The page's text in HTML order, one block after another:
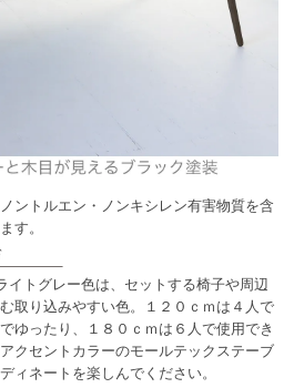
ントルエン・ノンキシレン有害物質を含
す。
イトグレー色は、セットする椅子や周辺
取り込みやすい色。１２０ｃｍは４人で
ゆったり、１８０ｃｍは６人で使用でき
クセントカラーのモールテックステーブ
ィネートを楽しんでください。